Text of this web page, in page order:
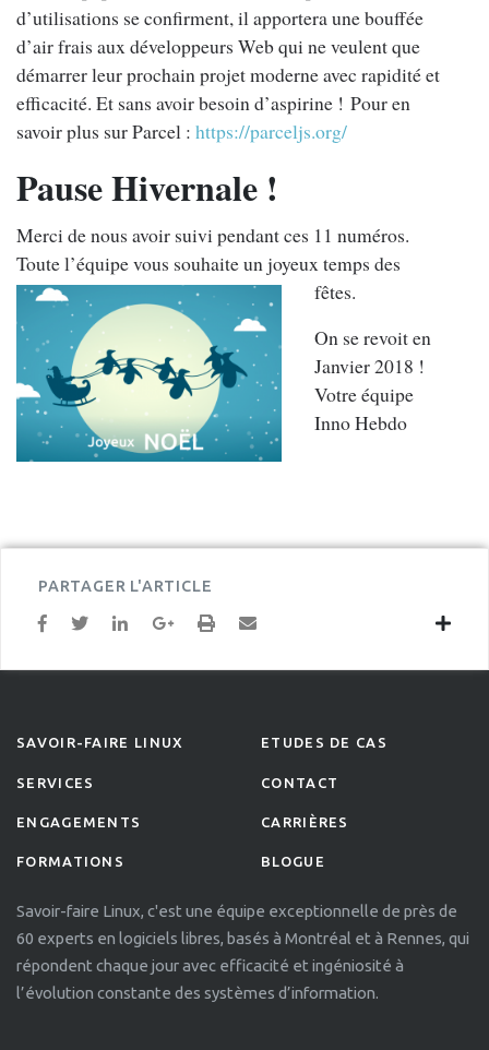
d’utilisations se confirment, il apportera une bouffée
d’air frais aux développeurs Web qui ne veulent que
démarrer leur prochain projet moderne avec rapidité et
efficacité. Et sans avoir besoin d’aspirine ! Pour en
savoir plus sur Parcel : https://parceljs.org/
Pause Hivernale !
Merci de nous avoir suivi pendant ces 11 numéros.
Toute l’équipe vous souhaiteun joyeux temps des
fêtes.
On se revoit en
Janvier 2018 !
Votre équipe
Inno Hebdo
PARTAGER L'ARTICLE
SAVOIR-FAIRE LINUX
SERVICES
ENGAGEMENTS
FORMATIONS
ETUDES DE CAS
CONTACT
CARRIÈRES
BLOGUE
Savoir-faire Linux, c'est une équipe exceptionnelle de près de
60 experts en logiciels libres, basés à Montréal et à Rennes, qui
répondent chaque jour avec efficacité et ingéniosité à
l’évolution constante des systèmes d’information.